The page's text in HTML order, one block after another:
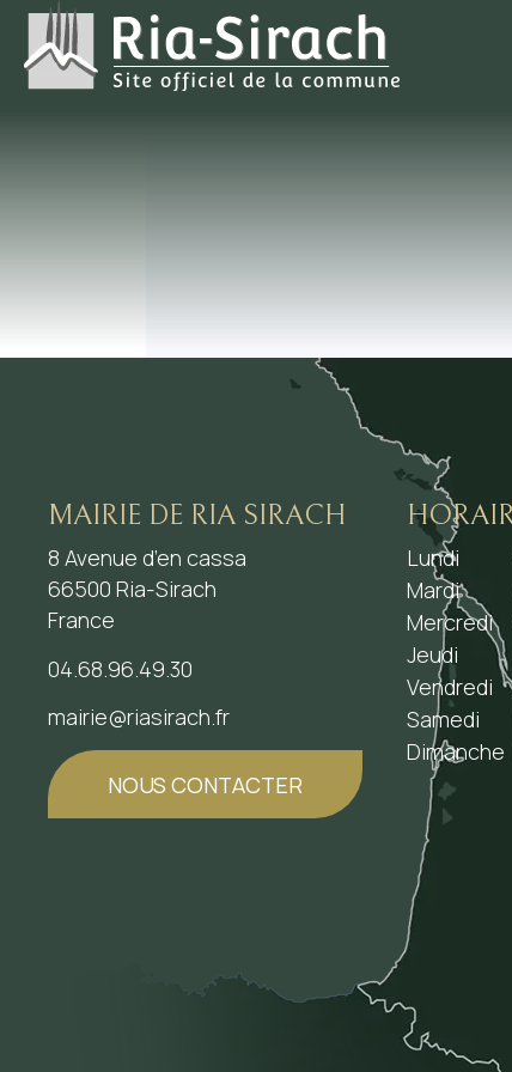
MAIRIE DE RIA SIRACH
8 Avenue d’en cassa
66500 Ria-Sirach
France
04.68.96.49.30
mairie@riasirach.fr
NOUS CONTACTER
Lundi
Mardi
Mercredi
Jeudi
Vendredi
Samedi
Dimanche